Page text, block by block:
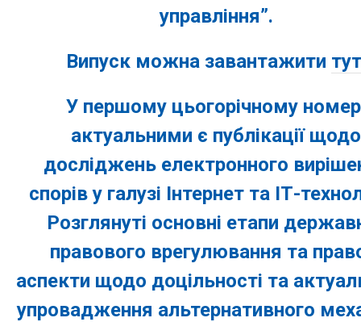
управління”.
Випуск можна завантажити
У першому цьогорічному
актуальними є публікації щодо
досліджень електронного
спорів у галузі Інтернет та ІТ-
Розглянуті основні етапи
правового врегулювання та
аспекти щодо доцільності та
упровадження альтернативного